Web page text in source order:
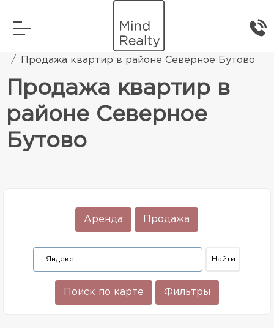
Элитная жилая недвижимость
Продажа квартир в районе Северное Бутово
Продажа квартир в
районе Северное
Бутово
Аренда Продажа
Поиск по карте Фильтры